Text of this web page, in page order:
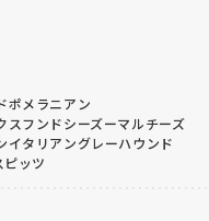
ポメラニアン
スフンドシーズーマルチーズ
イタリアングレーハウンド
ピッツ